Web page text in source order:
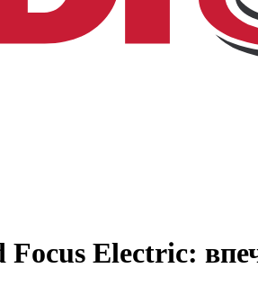
Focus Electric: